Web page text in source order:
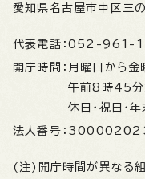
愛知県名古屋市中区三
代表電話： 052-961-
開庁時間： 月曜日から金
午前8時45分
休日・祝日・
法人番号：
(注)開庁時間が異なる